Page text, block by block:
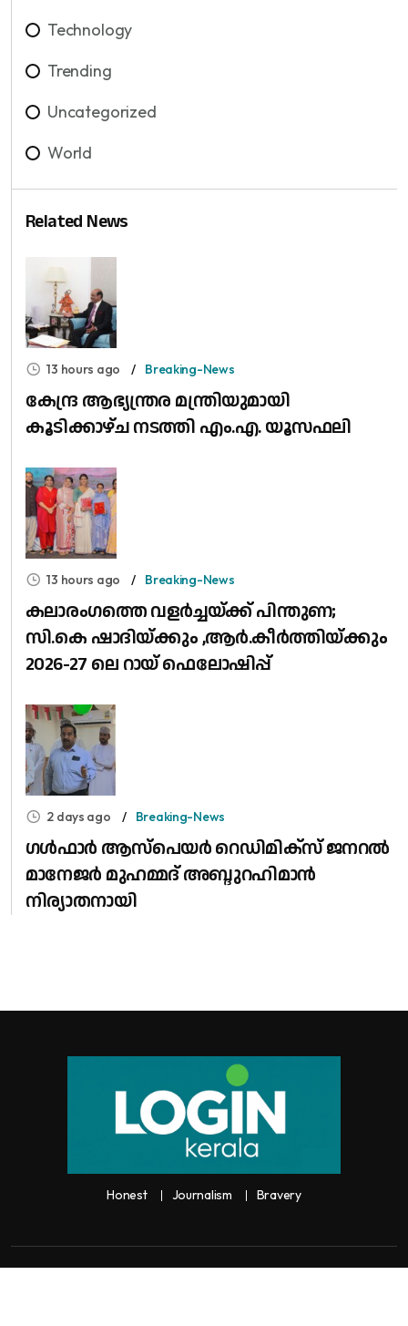
Technology
Trending
Uncategorized
World
Related News
13 hours ago Breaking-News
കേന്ദ്ര ആഭ്യന്ത്രര മന്ത്രിയുമായി
കൂടിക്കാഴ്ച നടത്തി എം.എ. യൂസഫലി
13 hours ago Breaking-News
കലാരംഗത്തെ വളർച്ചയ്ക്ക് പിന്തുണ;
സി.കെ ഷാദിയ്ക്കും ,ആർ.കീർത്തിയ്ക്കും
2026-27 ലെ റായ് ഫെലോഷിപ്പ്
2 days ago Breaking-News
​ഗൾഫാർ ആസ്പെയർ റെഡിമിക്സ് ജനറൽ
മാനേജർ മുഹമ്മദ് അബ്ദുറഹിമാൻ
നിര്യാതനായി
Honest Journalism Bravery